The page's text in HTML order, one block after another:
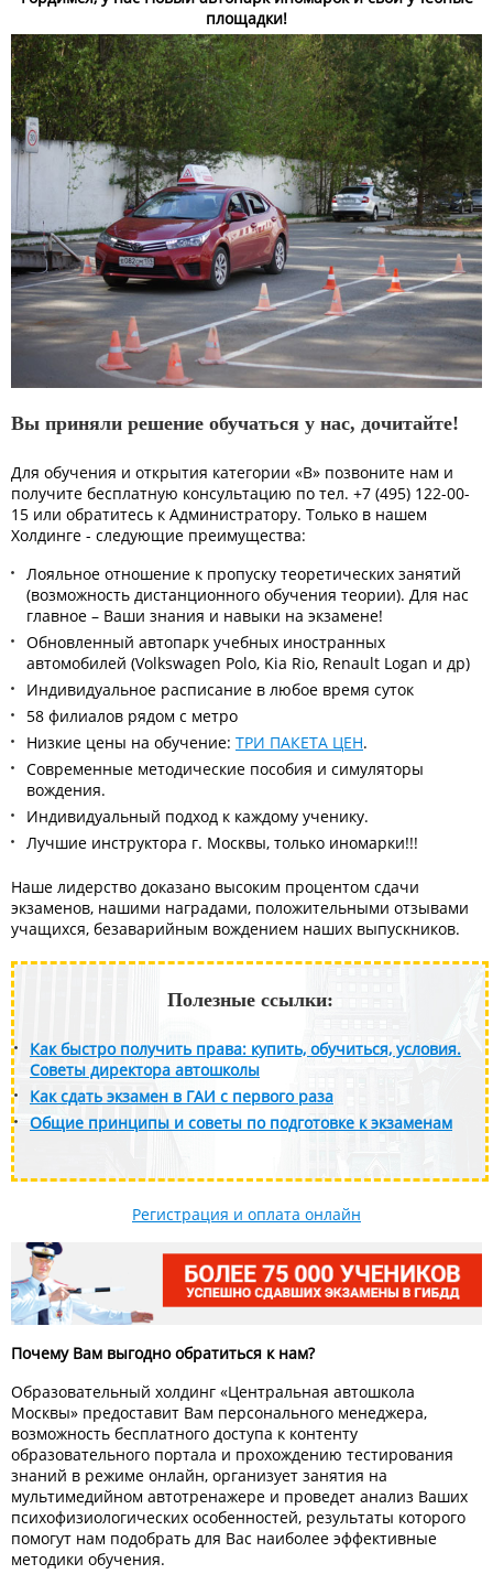
площадки!
Вы приняли решение обучаться у нас, дочитайте!
Для обучения и открытия категории «В» позвоните нам и
получите бесплатную консультацию по тел. +7 (495) 122-00-
15 или обратитесь к Администратору. Только в нашем
Холдинге - следующие преимущества:
Лояльное отношение к пропуску теоретических занятий
(возможность дистанционного обучения теории). Для нас
главное – Ваши знания и навыки на экзамене!
Обновленный автопарк учебных иностранных
автомобилей (Volkswagen Polo, Kia Rio, Renault Logan и др)
Индивидуальное расписание в любое время суток
58 филиалов рядом с метро
Низкие цены на обучение: ТРИ ПАКЕТА ЦЕН.
Современные методические пособия и симуляторы
вождения.
Индивидуальный подход к каждому ученику.
Лучшие инструктора г. Москвы, только иномарки!!!
Наше лидерство доказано высоким процентом сдачи
экзаменов, нашими наградами, положительными отзывами
учащихся, безаварийным вождением наших выпускников.
Полезные ссылки:
Как быстро получить права: купить, обучиться, условия.
Советы директора автошколы
Как сдать экзамен в ГАИ с первого раза
Общие принципы и советы по подготовке к экзаменам
Регистрация и оплата онлайн
Почему Вам выгодно обратиться к нам?
Образовательный холдинг «Центральная автошкола
Москвы» предоставит Вам персонального менеджера,
возможность бесплатного доступа к контенту
образовательного портала и прохождению тестирования
знаний в режиме онлайн, организует занятия на
мультимедийном автотренажере и проведет анализ Ваших
психофизиологических особенностей, результаты которого
помогут нам подобрать для Вас наиболее эффективные
методики обучения.